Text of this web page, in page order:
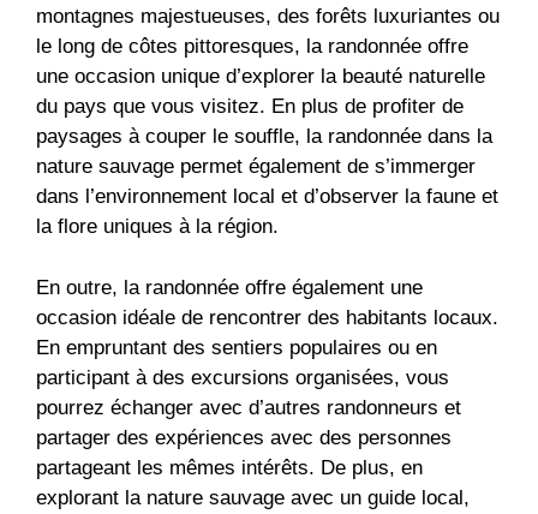
montagnes majestueuses, des forêts luxuriantes ou
le long de côtes pittoresques, la randonnée offre
une occasion unique d’explorer la beauté naturelle
du pays que vous visitez. En plus de profiter de
paysages à couper le souffle, la randonnée dans la
nature sauvage permet également de s’immerger
dans l’environnement local et d’observer la faune et
la flore uniques à la région.
En outre, la randonnée offre également une
occasion idéale de rencontrer des habitants locaux.
En empruntant des sentiers populaires ou en
participant à des excursions organisées, vous
pourrez échanger avec d’autres randonneurs et
partager des expériences avec des personnes
partageant les mêmes intérêts. De plus, en
explorant la nature sauvage avec un guide local,